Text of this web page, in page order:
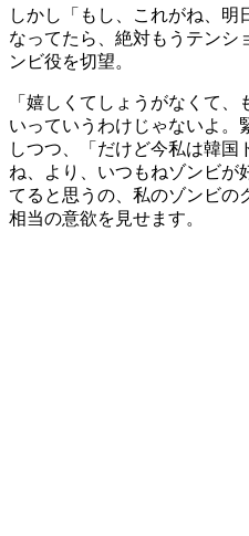
しかし「もし、これがね、明
なってたら、絶対もうテンシ
ンビ役を切望。
「嬉しくてしょうがなくて
いっていうわけじゃないよ。
しつつ、「だけど今私は韓国
ね、より、いつもねゾンビが
てると思うの、私のゾンビの
相当の意欲を見せます。